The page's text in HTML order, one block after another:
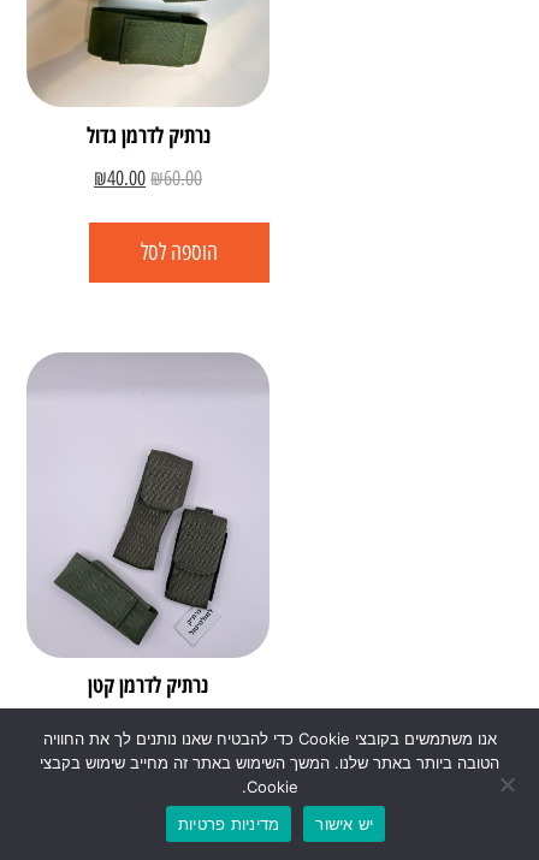
נרתיק לדרמן גדול
₪60.00
₪40.00
הוספה לסל
נרתיק לדרמן קטן
40.00
הוספה לסל
אנו משתמשים בקובצי Cookie כדי להבטיח שאנו נותנים לך את החוויה
הטובה ביותר באתר שלנו. המשך השימוש באתר זה מחייב שימוש בקבצי
Cookie.
יש אישור
מדיניות פרטיות